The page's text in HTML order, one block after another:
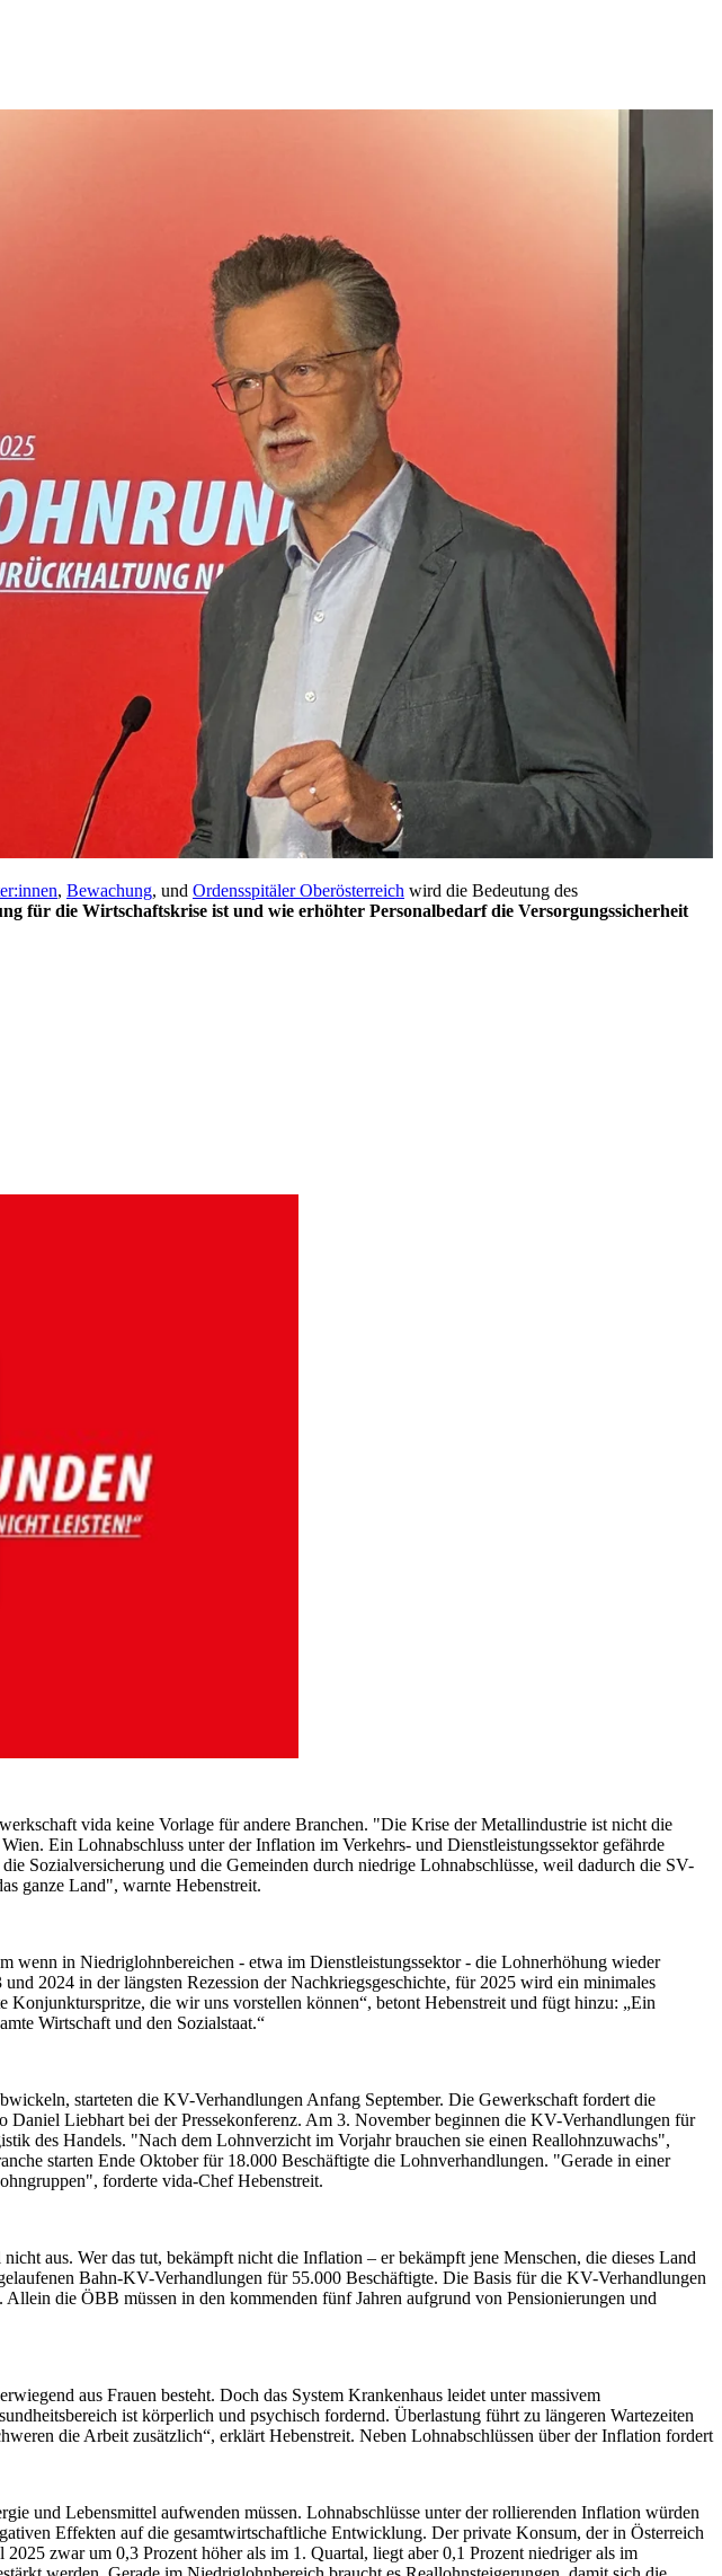
, Bewachung, und Ordensspitäler Oberösterreich wird die Bedeutung des
für die Wirtschaftskrise ist und wie erhöhter Personalbedarf die Versorgungssicherheit
vida keine Vorlage für andere Branchen. "Die Krise der Metallindustrie ist nicht die
Ein Lohnabschluss unter der Inflation im Verkehrs- und Dienstleistungssektor gefährde
Sozialversicherung und die Gemeinden durch niedrige Lohnabschlüsse, weil dadurch die SV-
ganze Land", warnte Hebenstreit.
in Niedriglohnbereichen - etwa im Dienstleistungssektor - die Lohnerhöhung wieder
2024 in der längsten Rezession der Nachkriegsgeschichte, für 2025 wird ein minimales
die wir uns vorstellen können“, betont Hebenstreit und fügt hinzu: „Ein
Wirtschaft und den Sozialstaat.“
starteten die KV-Verhandlungen Anfang September. Die Gewerkschaft fordert die
Liebhart bei der Pressekonferenz. Am 3. November beginnen die KV-Verhandlungen für
des Handels. "Nach dem Lohnverzicht im Vorjahr brauchen sie einen Reallohnzuwachs",
starten Ende Oktober für 18.000 Beschäftigte die Lohnverhandlungen. "Gerade in einer
forderte vida-Chef Hebenstreit.
aus. Wer das tut, bekämpft nicht die Inflation – er bekämpft jene Menschen, die dieses Land
Bahn-KV-Verhandlungen für 55.000 Beschäftigte. Die Basis für die KV-Verhandlungen
die ÖBB müssen in den kommenden fünf Jahren aufgrund von Pensionierungen und
aus Frauen besteht. Doch das System Krankenhaus leidet unter massivem
ist körperlich und psychisch fordernd. Überlastung führt zu längeren Wartezeiten
die Arbeit zusätzlich“, erklärt Hebenstreit. Neben Lohnabschlüssen über der Inflation fordert
und Lebensmittel aufwenden müssen. Lohnabschlüsse unter der rollierenden Inflation würden
Effekten auf die gesamtwirtschaftliche Entwicklung. Der private Konsum, der in Österreich
zwar um 0,3 Prozent höher als im 1. Quartal, liegt aber 0,1 Prozent niedriger als im